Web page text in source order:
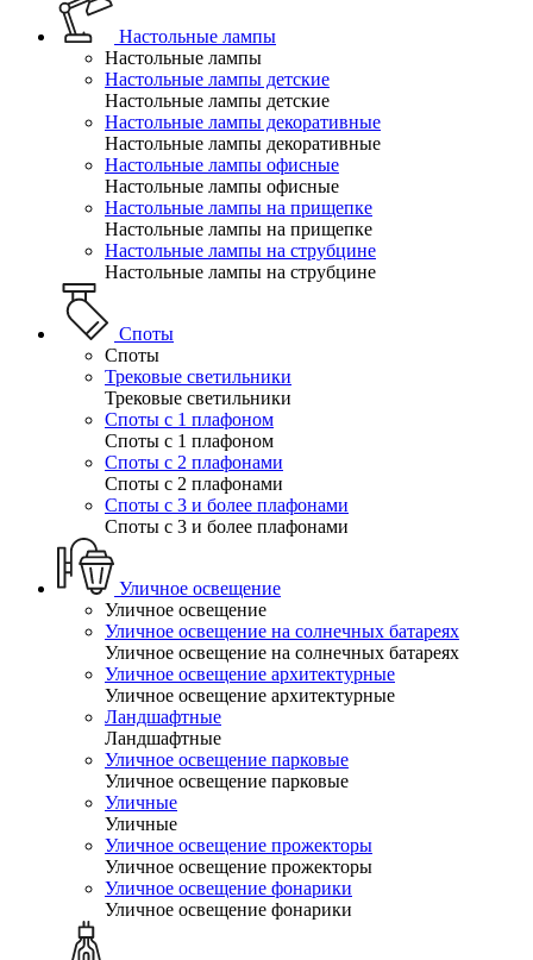
Настольные лампы
Настольные лампы
Настольные лампы детские
Настольные лампы детские
Настольные лампы декоративные
Настольные лампы декоративные
Настольные лампы офисные
Настольные лампы офисные
Настольные лампы на прищепке
Настольные лампы на прищепке
Настольные лампы на струбцине
Настольные лампы на струбцине
Споты
Споты
Трековые светильники
Трековые светильники
Споты с 1 плафоном
Споты с 1 плафоном
Споты с 2 плафонами
Споты с 2 плафонами
Споты с 3 и более плафонами
Споты с 3 и более плафонами
Уличное освещение
Уличное освещение
Уличное освещение на солнечных батареях
Уличное освещение на солнечных батареях
Уличное освещение архитектурные
Уличное освещение архитектурные
Ландшафтные
Ландшафтные
Уличное освещение парковые
Уличное освещение парковые
Уличные
Уличные
Уличное освещение прожекторы
Уличное освещение прожекторы
Уличное освещение фонарики
Уличное освещение фонарики